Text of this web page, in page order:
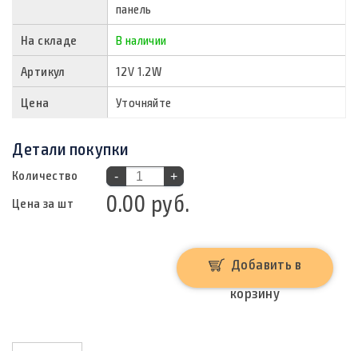
панель
На складе В наличии
Артикул 12V 1.2W
Цена Уточняйте
Детали покупки
Количество - +
Цена за шт 0.00 руб.
Добавить в
корзину